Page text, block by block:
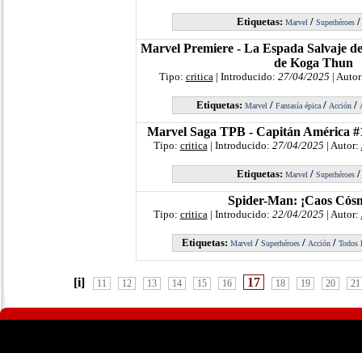
Etiquetas: Marvel/ Superhéroes/
Marvel Premiere - La Espada Salvaje
de Koga Thun
Tipo: critica| Introducido: 27/04/2025 |
Etiquetas: Marvel/ Fantasía épica/ Acción/
Marvel Saga TPB - Capitán América
Tipo: critica| Introducido: 27/04/2025 | Autor:
Etiquetas: Marvel/ Superhéroes/
Spider-Man: ¡Caos
Tipo: critica| Introducido: 22/04/2025 | Autor:
Etiquetas: Marvel / Superhéroes / Acción / Todos
[i] 11 12 13 14 15 16 17 18 19 20 21